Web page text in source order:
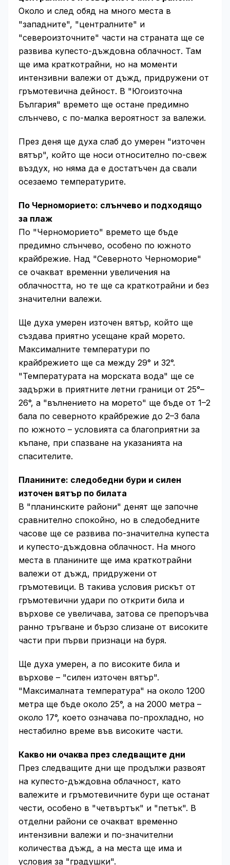
Около и след обяд на много места в
"западните", "централните" и
"североизточните" части на страната ще се
развива купесто-дъждовна облачност. Там
ще има краткотрайни, но на моменти
интензивни валежи от дъжд, придружени от
гръмотевична дейност. В "Югоизточна
България" времето ще остане предимно
слънчево, с по-малка вероятност за валежи.
През деня ще духа слаб до умерен "източен
вятър", който ще носи относително по-свеж
въздух, но няма да е достатъчен да свали
осезаемо температурите.
По Черноморието: слънчево и подходящо
за плаж
По "Черноморието" времето ще бъде
предимно слънчево, особено по южното
крайбрежие. Над "Северното Черноморие"
се очакват временни увеличения на
облачността, но те ще са краткотрайни и без
значителни валежи.
Ще духа умерен източен вятър, който ще
създава приятно усещане край морето.
Максималните температури по
крайбрежието ще са между 29° и 32°.
"Температурата на морската вода" ще се
задържи в приятните летни граници от 25°–
26°, а "вълнението на морето" ще бъде от 1–2
бала по северното крайбрежие до 2–3 бала
по южното – условията са благоприятни за
къпане, при спазване на указанията на
спасителите.
Планините: следобедни бури и силен
източен вятър по билата
В "планинските райони" денят ще започне
сравнително спокойно, но в следобедните
часове ще се развива по-значителна купеста
и купесто-дъждовна облачност. На много
места в планините ще има краткотрайни
валежи от дъжд, придружени от
гръмотевици. В такива условия рискът от
гръмотевични удари по открити била и
върхове се увеличава, затова се препоръчва
ранно тръгване и бързо слизане от високите
части при първи признаци на буря.
Ще духа умерен, а по високите била и
върхове – "силен източен вятър".
"Максималната температура" на около 1200
метра ще бъде около 25°, а на 2000 метра –
около 17°, което означава по-прохладно, но
нестабилно време във високите части.
Какво ни очаква през следващите дни
През следващите дни ще продължи развоят
на купесто-дъждовна облачност, като
валежите и гръмотевичните бури ще останат
чести, особено в "четвъртък" и "петък". В
отделни райони се очакват временно
интензивни валежи и по-значителни
количества дъжд, а на места ще има и
условия за "градушки".